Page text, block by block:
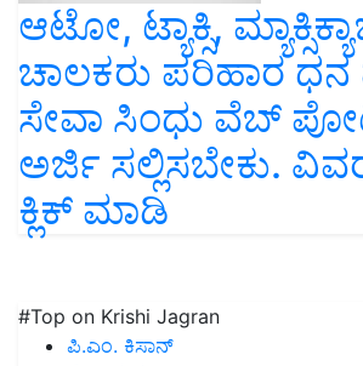
ಆಟೋ, ಟ್ಯಾಕ್ಸಿ,
ಚಾಲಕರು ಪರಿಹಾರ
ಸೇವಾ ಸಿಂಧು ವೆಬ್
ಅರ್ಜಿ ಸಲ್ಲಿಸಬೇಕು.
ಕ್ಲಿಕ್ ಮಾಡಿ
#Top on Krishi Jagran
ಪಿ.ಎಂ. ಕಿಸಾನ್